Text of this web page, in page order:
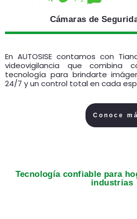
Cámaras de
En AUTOSISE contamos con
videovigilancia que combina
tecnología para brindarte
24/7 y un control total en cada
Conoce
Tecnología confiable para
industrias